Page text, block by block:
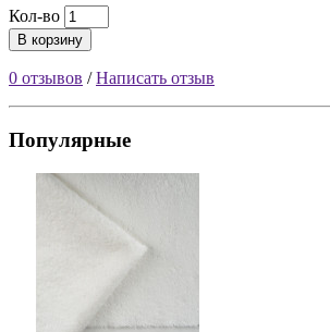
Кол-во
В корзину
0 отзывов /Написать отзыв
Популярные